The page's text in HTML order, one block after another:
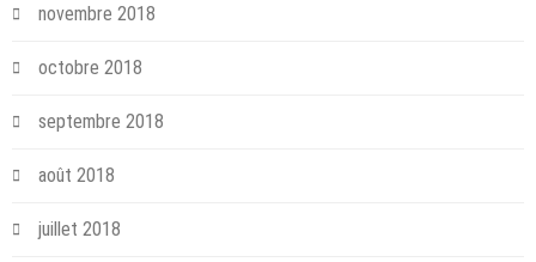
novembre 2018
octobre 2018
septembre 2018
août 2018
juillet 2018